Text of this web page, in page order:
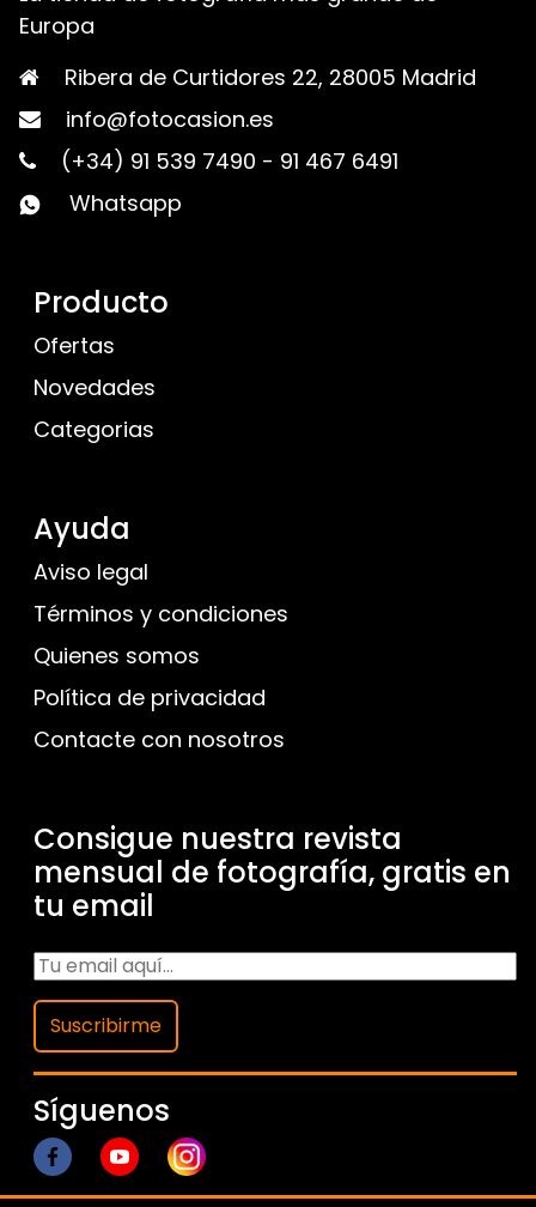
Europa
Ribera de Curtidores 22, 28005 Madrid
info@fotocasion.es
(+34) 91 539 7490 - 91 467 6491
Whatsapp
Producto
Ofertas
Novedades
Categorias
Ayuda
Aviso legal
Términos y condiciones
Quienes somos
Política de privacidad
Contacte con nosotros
Consigue nuestra revista
mensual de fotografía, gratis en
tu email
Suscribirme
Síguenos